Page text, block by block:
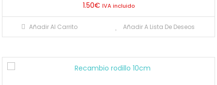
1.50€ IVA incluido
Añadir Al Carrito Añadir A Lista De Deseos